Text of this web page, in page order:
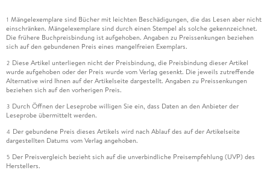
1 Mängelexemplare sind Bücher mit leichten Beschädigungen, die das Lesen aber nicht
einschränken. Mängelexemplare sind durch einen Stempel als solche gekennzeichnet.
Die frühere Buchpreisbindung ist aufgehoben. Angaben zu Preissenkungen beziehen
sich auf den gebundenen Preis eines mangelfreien Exemplars.
2 Diese Artikel unterliegen nicht der Preisbindung, die Preisbindung dieser Artikel
wurde aufgehoben oder der Preis wurde vom Verlag gesenkt. Die jeweils zutreffende
Alternative wird Ihnen auf der Artikelseite dargestellt. Angaben zu Preissenkungen
beziehen sich auf den vorherigen Preis.
3 Durch Öffnen der Leseprobe willigen Sie ein, dass Daten an den Anbieter der
Leseprobe übermittelt werden.
4 Der gebundene Preis dieses Artikels wird nach Ablauf des auf der Artikelseite
dargestellten Datums vom Verlag angehoben.
5 Der Preisvergleich bezieht sich auf die unverbindliche Preisempfehlung (UVP) des
Herstellers.